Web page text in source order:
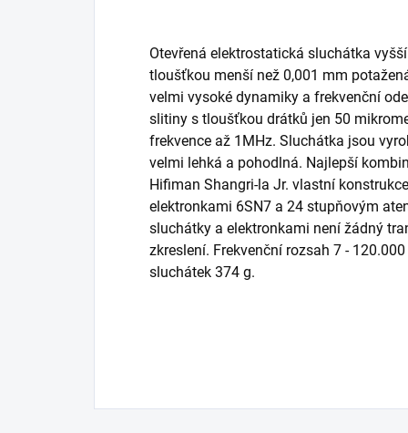
Otevřená elektrostatická sluchátka
tloušťkou menší než 0,001 mm
velmi vysoké dynamiky a frekvenční
slitiny s tloušťkou drátků jen 50
frekvence až 1MHz. Sluchátka jsou
velmi lehká a pohodlná. Najlepší
Hifiman Shangri-la Jr. vlastní
elektronkami 6SN7 a 24 stupňovým
sluchátky a elektronkami není žádný
zkreslení. Frekvenční rozsah 7 -
sluchátek 374 g.